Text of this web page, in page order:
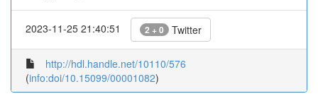
2023-11-25 21:40:51 2 + 0 Twitter
http://hdl.handle.net/10110/576
(info:doi/10.15099/00001082)